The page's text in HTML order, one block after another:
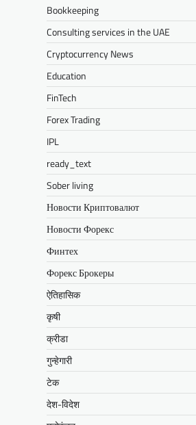
Bookkeeping
Consulting services in the UAE
Cryptocurrency News
Education
FinTech
Forex Trading
IPL
ready_text
Sober living
Новости Криптовалют
Новости Форекс
Финтех
Форекс Брокеры
ऐतिहासिक
कृषी
क्रीडा
गुन्हेगारी
टेक
देश-विदेश